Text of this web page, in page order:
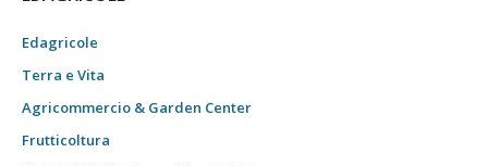
Edagricole
Terra e Vita
Agricommercio & Garden Center
Frutticoltura